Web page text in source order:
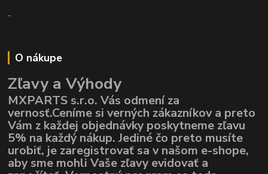
-
O nákupe
Zľavy a Výhody
MXPARTS s.r.o. Vás odmení za
vernosť.Ceníme si verných zákazníkov a preto
Vám z každej objednávky poskytneme zľavu
5% na každý nákup. Jediné čo preto musíte
urobiť, je zaregistrovať sa v našom e-shope,
aby sme mohli Vaše zľavy evidovať a